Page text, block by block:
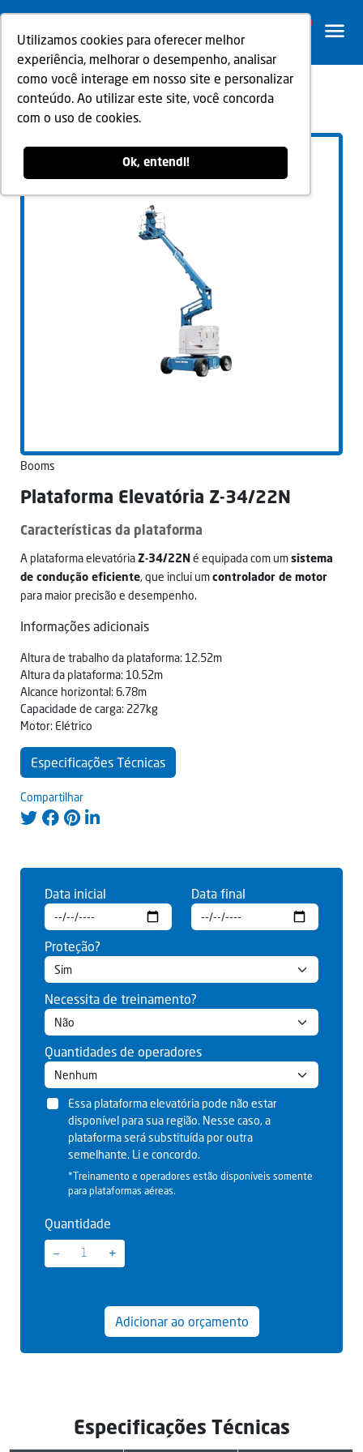
Utilizamos cookies para oferecer melhor
experiência, melhorar o desempenho, analisar
como você interage em nosso site e personalizar
conteúdo. Ao utilizar este site, você concorda
com o uso de cookies.
Ok, entendi!
Voltar
Booms
Plataforma Elevatória Z-34/22N
Características da plataforma
A plataforma elevatória Z-34/22N é equipada com um sistema
de condução eficiente, que inclui um controlador de motor
para maior precisão e desempenho.
Informações adicionais
Altura de trabalho da plataforma: 12.52m
Altura da plataforma: 10.52m
Alcance horizontal: 6.78m
Capacidade de carga: 227kg
Motor: Elétrico
Especificações Técnicas
Compartilhar
Data inicial Data final
Proteção?
Necessita de treinamento?
Quantidades de operadores
Essa plataforma elevatória pode não estar
disponível para sua região. Nesse caso, a
plataforma será substituída por outra
semelhante. Li e concordo.
*Treinamento e operadores estão disponíveis somente
para plataformas aéreas.
Quantidade
−
+
Adicionar ao orçamento
Especificações Técnicas